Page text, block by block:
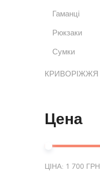
Гаманці
Рюкзаки
Сумки
КРИВОРІЖЖЯ
Цена
ЦІНА: 1 700 ГРН